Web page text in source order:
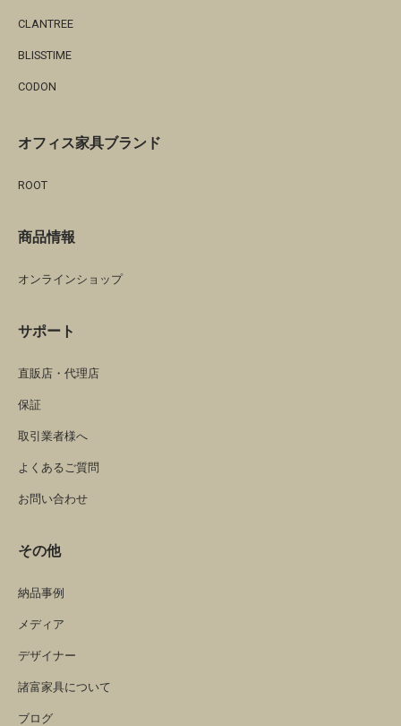
CLANTREE
BLISSTIME
CODON
オフィス家具ブランド
ROOT
商品情報
オンラインショップ
サポート
直販店・代理店
保証
取引業者様へ
よくあるご質問
お問い合わせ
その他
納品事例
メディア
デザイナー
諸富家具について
ブログ